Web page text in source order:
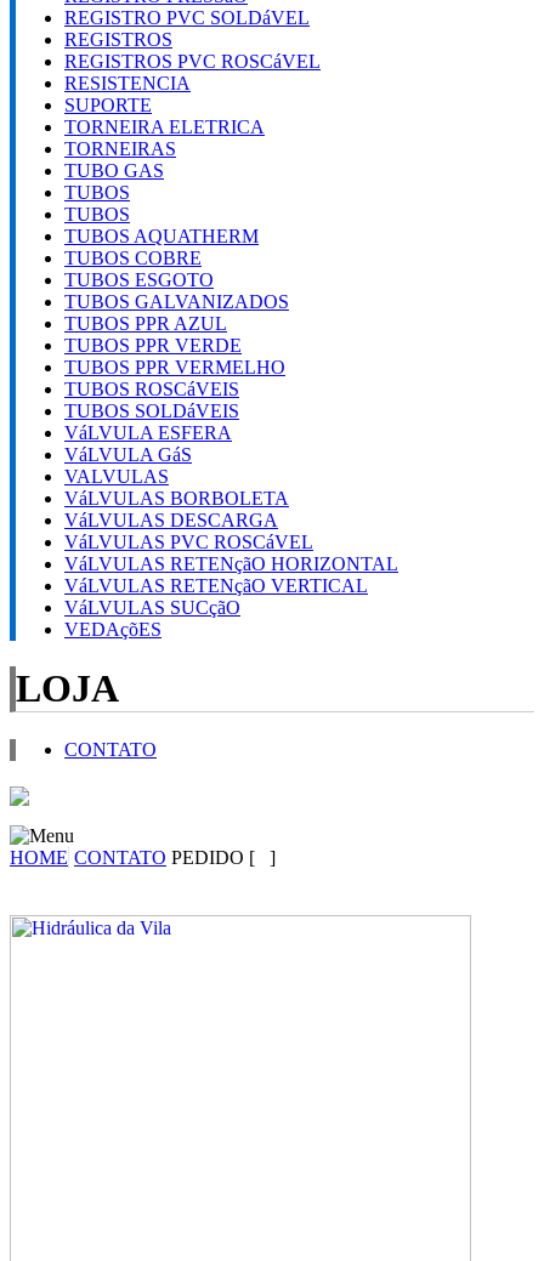
REGISTRO PVC SOLDáVEL
REGISTROS
REGISTROS PVC ROSCáVEL
RESISTENCIA
SUPORTE
TORNEIRA ELETRICA
TORNEIRAS
TUBO GAS
TUBOS
TUBOS
TUBOS AQUATHERM
TUBOS COBRE
TUBOS ESGOTO
TUBOS GALVANIZADOS
TUBOS PPR AZUL
TUBOS PPR VERDE
TUBOS PPR VERMELHO
TUBOS ROSCáVEIS
TUBOS SOLDáVEIS
VáLVULA ESFERA
VáLVULA GáS
VALVULAS
VáLVULAS BORBOLETA
VáLVULAS DESCARGA
VáLVULAS PVC ROSCáVEL
VáLVULAS RETENçãO HORIZONTAL
VáLVULAS RETENçãO VERTICAL
VáLVULAS SUCçãO
VEDAçõES
LOJA
CONTATO
HOME CONTATO PEDIDO [ ]